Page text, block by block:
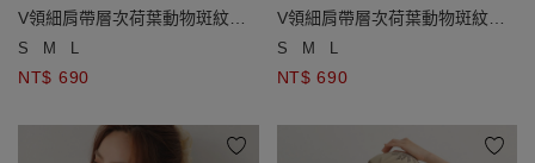
V領細肩帶層次荷葉動物斑紋雪
紡上衣(附胸墊&領巾)
S M L
NT$ 690
V領細肩帶層次荷葉動物斑紋雪
紡上衣(附胸墊&領巾)
S M L
NT$ 690